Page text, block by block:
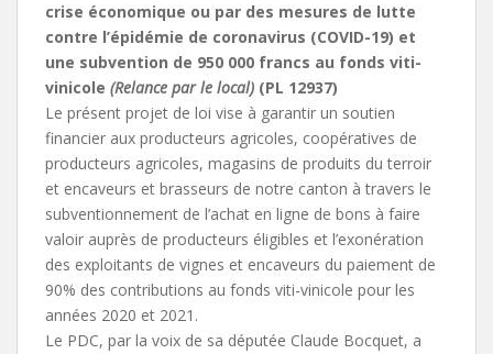
crise économique ou par des mesures de lutte
contre l’épidémie de coronavirus (COVID-19) et
une subvention de 950 000 francs au fonds viti-
vinicole (Relance par le local) (PL 12937)
Le présent projet de loi vise à garantir un soutien
financier aux producteurs agricoles, coopératives de
producteurs agricoles, magasins de produits du terroir
et encaveurs et brasseurs de notre canton à travers le
subventionnement de l’achat en ligne de bons à faire
valoir auprès de producteurs éligibles et l’exonération
des exploitants de vignes et encaveurs du paiement de
90% des contributions au fonds viti-vinicole pour les
années 2020 et 2021.
Le PDC, par la voix de sa députée Claude Bocquet, a